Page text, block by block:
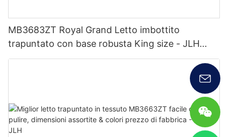
MB3683ZT Royal Grand Letto imbottito
trapuntato con base robusta King size - JLH
Furniture